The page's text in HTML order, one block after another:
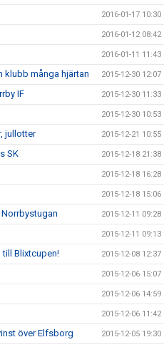
2016-01-17 10:30
2016-01-12 08:42
2016-01-11 11:43
klubb många hjärtan 2015-12-30 12:07
IF 2015-12-30 11:33
2015-12-30 10:53
jullotter 2015-12-21 10:55
SK 2015-12-18 21:38
2015-12-18 16:28
2015-12-18 15:06
2015-12-11 09:28
2015-12-11 09:13
till Blixtcupen! 2015-12-08 12:37
2015-12-06 15:07
2015-12-06 14:59
2015-12-06 11:42
över Elfsborg 2015-12-05 19:30